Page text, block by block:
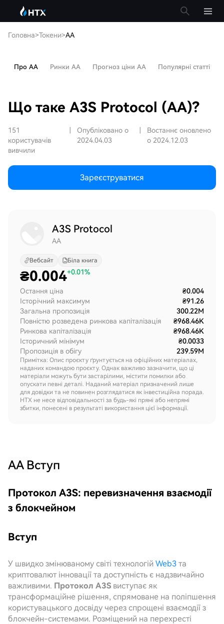
Головна>Токени>AA
Про AA Ринки AA Прогноз ціни AA Популярні статті
Що таке A3S Protocol (AA)?
151
користувачів
вивчили
Опубліковано о
2024.04.03
Востаннє оновлено
о 2024.12.03
Зареєструватися
A3S Protocol
AA
Вебсайт Біла книга
₴0.004+0.01%
Остання ціна
₴0.004
Історічний максимум
₴91.26
Загальна пропозиція
300.22M
Повністю розведена ринкова капіталізація
₴968.46K
Ринкова капіталізація
₴968.46K
Історичний мінімум
₴0.0033
Пропозиція в обігу
239.59M
Примітка: Опис проєкту ґрунтується на офіційних матеріалах,
наданих командою проєкту. Однак важливо зазначити, що ці
матеріали можуть бути застарілими, містити помилки або
опускати певні деталі. Наданий матеріал призначений лише
для довідки та не повинен розглядатися як інвестиційна порада.
HTX не несе відповідальності за будь-які прямі або непрямі
збитки, понесені в результаті використання цієї інформації.
AA Вступ
Протокол A3S: перевизначення взаємодії
з блокчейном
Вступ
У швидко змінюваному світі технологій Web3 та
криптовалют інновації та доступність є надзвичайно
важливими. Протокол A3S виступає як
трансформаційне рішення, спрямоване на поліпшення
користувацького досвіду через спрощені взаємодії з
блокчейн-системами. Розміщений на перехресті